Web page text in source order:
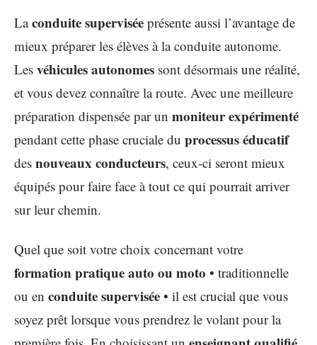
Laconduite supervisée présente aussi l’avantage de
mieux préparer les élèves à la conduite autonome.
Les véhicules autonomes sont désormais une réalité,
et vous devez connaître la route. Avec une meilleure
préparation dispensée par un moniteur expérimenté
pendant cette phase cruciale du processus éducatif
des nouveaux conducteurs, ceux-ci seront mieux
équipés pour faire face à tout ce qui pourrait arriver
sur leur chemin.
Quel que soit votre choix concernant votre
formation pratique auto ou moto • traditionnelle
ou en conduite supervisée • il est crucial que vous
soyez prêt lorsque vous prendrez le volant pour la